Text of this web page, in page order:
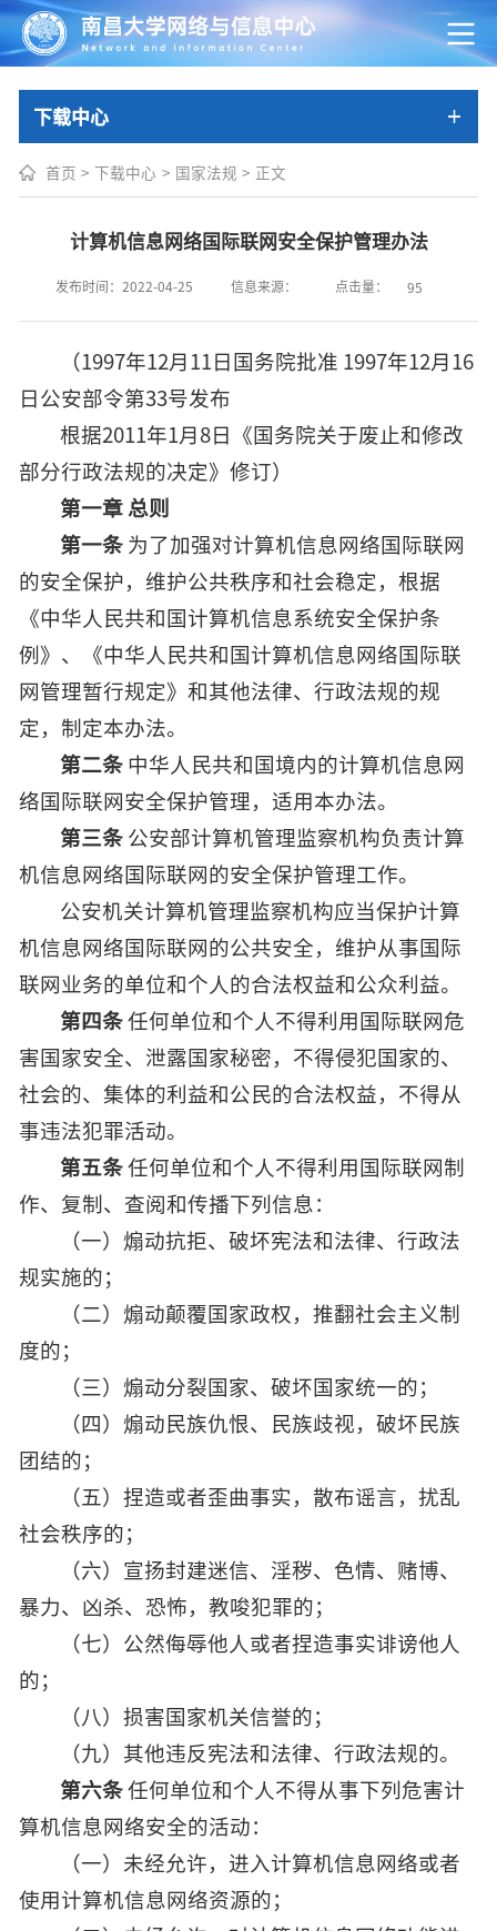
下载中心
首页 > 下载中心 > 国家法规 > 正文
计算机信息网络国际联网安全保护管理办法
发布时间：2022-04-25 信息来源： 点击量： 95
（1997年12月11日国务院批准 1997年12月16
日公安部令第33号发布
根据2011年1月8日《国务院关于废止和修改
部分行政法规的决定》修订）
第一章 总则
第一条 为了加强对计算机信息网络国际联网
的安全保护，维护公共秩序和社会稳定，根据
《中华人民共和国计算机信息系统安全保护条
例》、《中华人民共和国计算机信息网络国际联
网管理暂行规定》和其他法律、行政法规的规
定，制定本办法。
第二条 中华人民共和国境内的计算机信息网
络国际联网安全保护管理，适用本办法。
第三条 公安部计算机管理监察机构负责计算
机信息网络国际联网的安全保护管理工作。
公安机关计算机管理监察机构应当保护计算
机信息网络国际联网的公共安全，维护从事国际
联网业务的单位和个人的合法权益和公众利益。
第四条 任何单位和个人不得利用国际联网危
害国家安全、泄露国家秘密，不得侵犯国家的、
社会的、集体的利益和公民的合法权益，不得从
事违法犯罪活动。
第五条任何单位和个人不得利用国际联网制
作、复制、查阅和传播下列信息：
（一）煽动抗拒、破坏宪法和法律、行政法
规实施的；
（二）煽动颠覆国家政权，推翻社会主义制
度的；
（三）煽动分裂国家、破坏国家统一的；
（四）煽动民族仇恨、民族歧视，破坏民族
团结的；
（五）捏造或者歪曲事实，散布谣言，扰乱
社会秩序的；
（六）宣扬封建迷信、淫秽、色情、赌博、
暴力、凶杀、恐怖，教唆犯罪的；
（七）公然侮辱他人或者捏造事实诽谤他人
的；
（八）损害国家机关信誉的；
（九）其他违反宪法和法律、行政法规的。
第六条任何单位和个人不得从事下列危害计
算机信息网络安全的活动：
（一）未经允许，进入计算机信息网络或者
使用计算机信息网络资源的；